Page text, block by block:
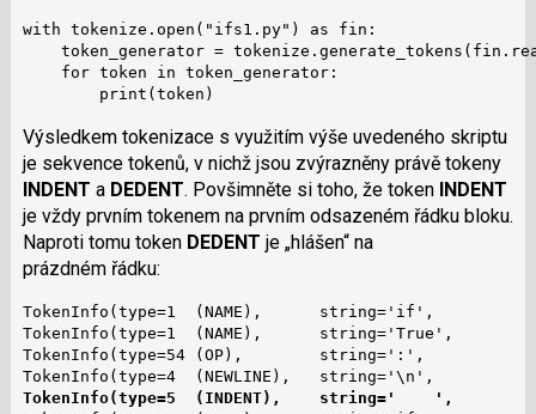
with tokenize.open("ifs1.py") as fin:
token_generator =
    for token in token_generator:
        print(token)
Výsledkem tokenizace s využitím výše uvedeného skriptu
je sekvence tokenů, v nichž jsou zvýrazněny právě tokeny
INDENT a DEDENT. Povšimněte si toho, že token INDENT
je vždy prvním tokenem na prvním odsazeném řádku bloku.
Naproti tomu token DEDENT je „hlášen“ na
prázdném řádku:
TokenInfo(type=1  (NAME),      string='if',
TokenInfo(type=1  (NAME),      string='True',
TokenInfo(type=54 (OP),        string=':',
TokenInfo(type=5  (INDENT),    string='    ',